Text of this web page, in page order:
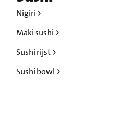
Nigiri
Maki sushi
Sushi rijst
Sushi bowl